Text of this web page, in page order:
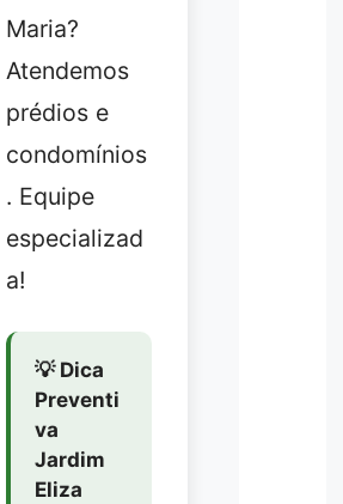
Maria?
Atendemos
prédios e
condomínios
. Equipe
especializad
a!
💡 Dica
Preventi
va
Jardim
Eliza